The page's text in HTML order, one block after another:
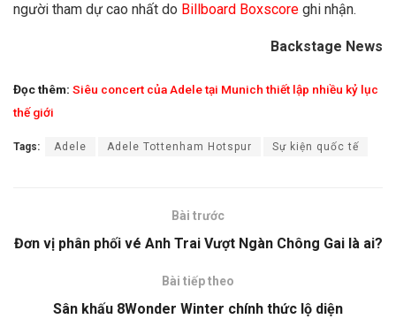
người tham dự cao nhất do Billboard Boxscore ghi nhận.
Backstage News
Đọc thêm: Siêu concert của Adele tại Munich thiết lập nhiều kỷ lục
thế giới
Tags: Adele Adele Tottenham Hotspur Sự kiện quốc tế
Bài trước
Đơn vị phân phối vé Anh Trai Vượt Ngàn Chông Gai là ai?
Bài tiếp theo
Sân khấu 8Wonder Winter chính thức lộ diện